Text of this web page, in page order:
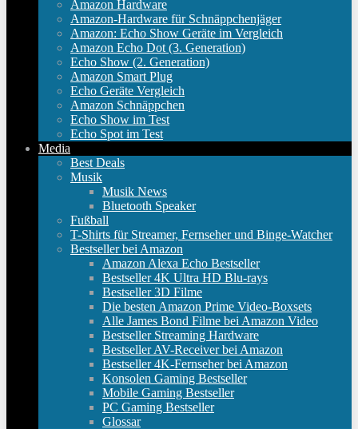
Amazon Hardware
Amazon-Hardware für Schnäppchenjäger
Amazon: Echo Show Geräte im Vergleich
Amazon Echo Dot (3. Generation)
Echo Show (2. Generation)
Amazon Smart Plug
Echo Geräte Vergleich
Amazon Schnäppchen
Echo Show im Test
Echo Spot im Test
Media
Best Deals
Musik
Musik News
Bluetooth Speaker
Fußball
T-Shirts für Streamer, Fernseher und Binge-Watcher
Bestseller bei Amazon
Amazon Alexa Echo Bestseller
Bestseller 4K Ultra HD Blu-rays
Bestseller 3D Filme
Die besten Amazon Prime Video-Boxsets
Alle James Bond Filme bei Amazon Video
Bestseller Streaming Hardware
Bestseller AV-Receiver bei Amazon
Bestseller 4K-Fernseher bei Amazon
Konsolen Gaming Bestseller
Mobile Gaming Bestseller
PC Gaming Bestseller
Glossar